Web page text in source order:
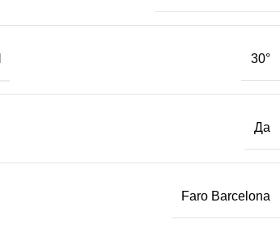
30°
Да
Faro Barcelona